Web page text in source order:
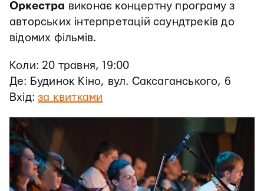
Оркестра виконає концертну програму з
авторських інтерпретацій саундтреків до
відомих фільмів.
Коли: 20 травня, 19:00
Де: Будинок Кіно, вул. Саксаганського, 6
Вхід: за квитками